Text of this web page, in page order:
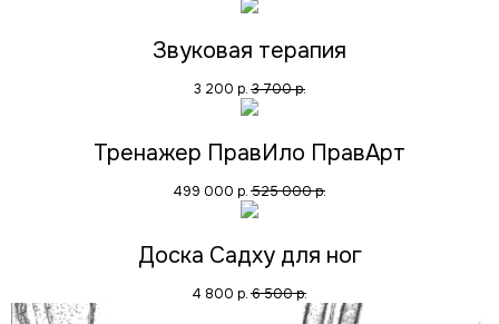
Звуковая терапия
3 200 р. 3 700р.
Тренажер ПравИло ПравАрт
499 000 р. 525 000р.
Доска Садху для ног
4 800 р. 6 500р.